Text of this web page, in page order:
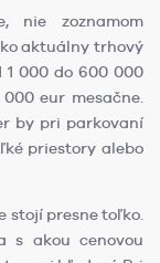
nie zoznamom
aktuálny trhový
1 000 do 600 000
eur mesačne.
by pri parkovaní
priestory alebo
stojí presne toľko.
s akou cenovou